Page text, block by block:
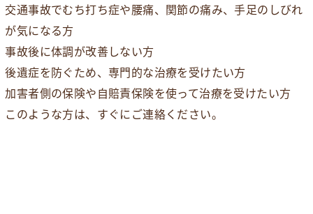
交通事故でむち打ち症や腰痛、関節の痛み、手足のしびれ
が気になる方
事故後に体調が改善しない方
後遺症を防ぐため、専門的な治療を受けたい方
加害者側の保険や自賠責保険を使って治療を受けたい方
このような方は、すぐにご連絡ください。